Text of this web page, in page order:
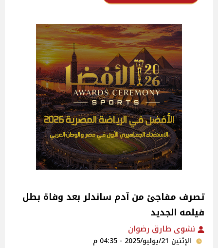
تصرف مفاجئ من آدم ساندلر بعد وفاة بطل
فيلمه الجديد
نشوى طارق رضوان
الإثنين 21/يوليو/2025 - 04:35 م